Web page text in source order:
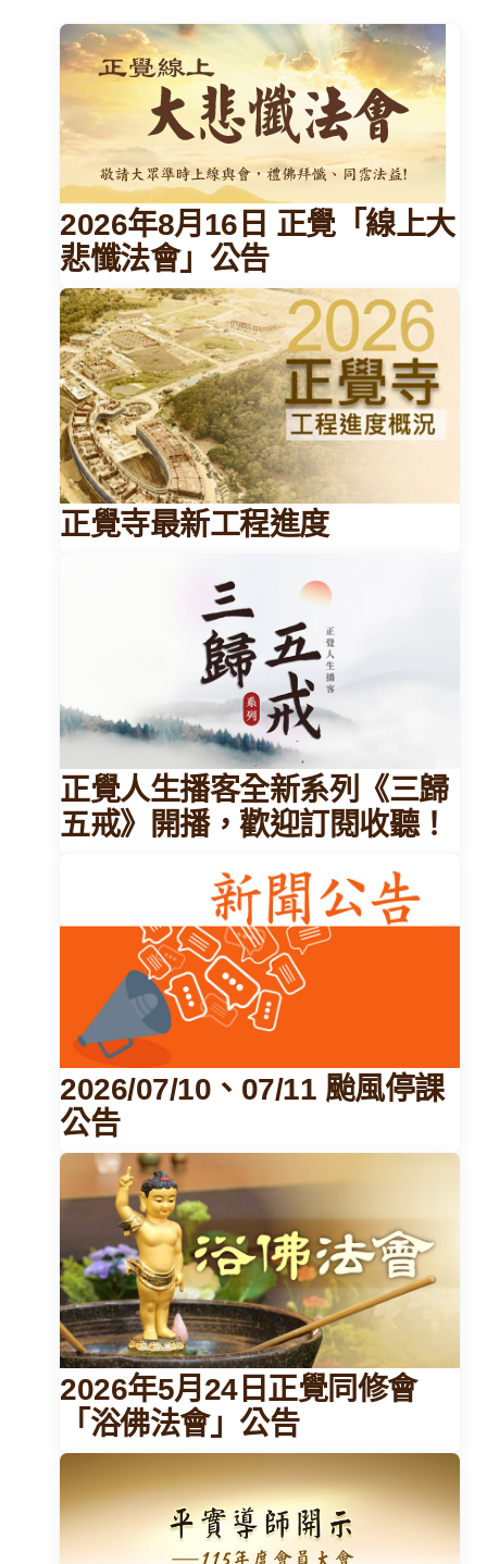
2026年8月16日 正覺「線上大
悲懺法會」公告
正覺寺最新工程進度
正覺人生播客全新系列《三歸
五戒》開播，歡迎訂閱收聽！
2026/07/10、07/11 颱風停課
公告
2026年5月24日正覺同修會
「浴佛法會」公告